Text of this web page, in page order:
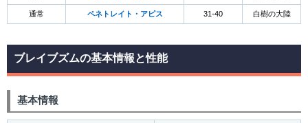
通常 ペネトレイト・アピス 31-40 白樹の大陸
ブレイブズムの基本情報と性能
基本情報